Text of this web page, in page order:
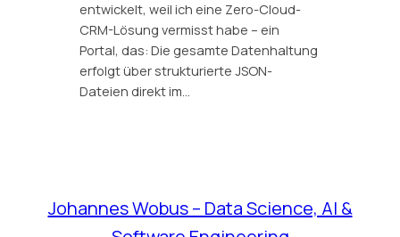
entwickelt, weil ich eine Zero-Cloud-
CRM-Lösung vermisst habe – ein
Portal, das: Die gesamte Datenhaltung
erfolgt über strukturierte JSON-
Dateien direkt im…
Johannes Wobus – Data Science, AI &